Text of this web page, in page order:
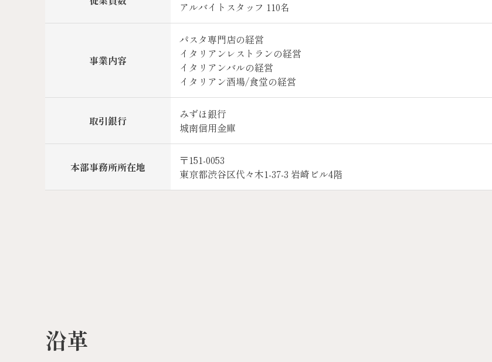
アルバイトスタッフ 110名
事業内容
パスタ専門店の経営
イタリアンレストランの経営
イタリアンバルの経営
イタリアン酒場/食堂の経営
取引銀行
みずほ銀行
城南信用金庫
本部事務所所在地
〒151-0053
東京都渋谷区代々木1-37-3 岩崎ビル4階
沿革